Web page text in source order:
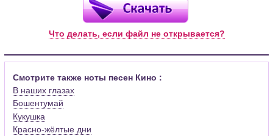
Что делать, если файл не открывается?
Смотрите также ноты песен Кино :
В наших глазах
Бошентумай
Кукушка
Красно-жёлтые дни